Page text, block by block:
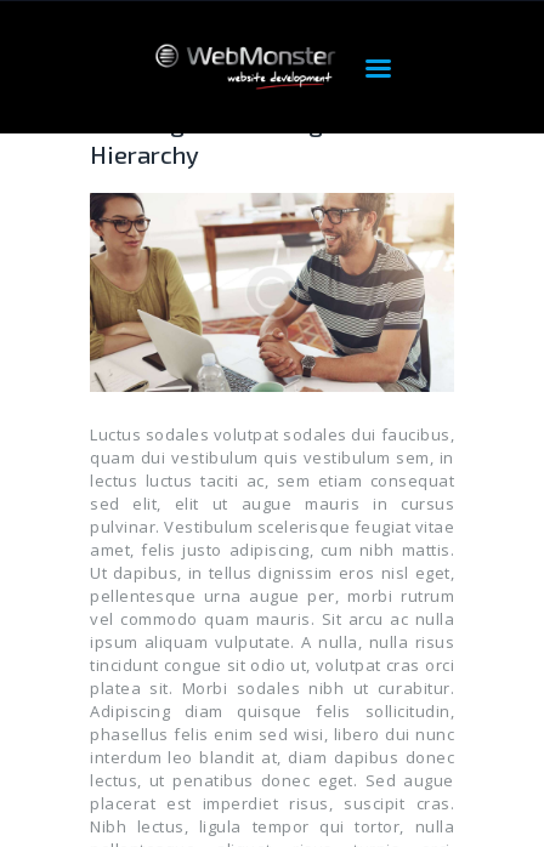
ΑΡΧΙΚΉ
ΠΡΟΪΌΝΤΑ
OUR SERVICES
HOSTING
DEDICATED
FEATURES
ABOUT
SUPPORT
Hierarchy
Luctus sodales volutpat sodales dui faucibus,
quam dui vestibulum quis vestibulum sem, in
lectus luctus taciti ac, sem etiam consequat
sed elit, elit ut augue mauris in cursus
pulvinar. Vestibulum scelerisque feugiat vitae
amet, felis justo adipiscing, cum nibh mattis.
Ut dapibus, in tellus dignissim eros nisl eget,
pellentesque urna augue per, morbi rutrum
vel commodo quam mauris. Sit arcu ac nulla
ipsum aliquam vulputate. A nulla, nulla risus
tincidunt congue sit odio ut, volutpat cras orci
platea sit. Morbi sodales nibh ut curabitur.
Adipiscing diam quisque felis sollicitudin,
phasellus felis enim sed wisi, libero dui nunc
interdum leo blandit at, diam dapibus donec
lectus, ut penatibus donec eget. Sed augue
placerat est imperdiet risus, suscipit cras.
Nibh lectus, ligula tempor qui tortor, nulla